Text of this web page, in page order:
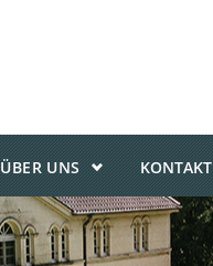
ÜBER UNS KONTAKT